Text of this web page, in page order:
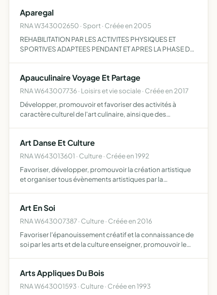
destination d…
Aparegal
RNA W343002650 · Sport · Créée en 2005
REHABILITATION PAR LES ACTIVITES PHYSIQUES ET
SPORTIVES ADAPTEES PENDANT ET APRES LA PHASE DE
Apauculinaire Voyage Et Partage
RNA W643007736 · Loisirs et vie sociale · Créée en 2017
Développer, promouvoir et favoriser des activités à
caractère culturel de l'art culinaire, ainsi que des
Art Danse Et Culture
RNA W643013601 · Culture · Créée en 1992
Favoriser, développer, promouvoir la création artistique
et organiser tous évènements artistiques par la
mani…
Art En Soi
RNA W643007387 · Culture · Créée en 2016
Favoriser l'épanouissement créatif et la connaissance de
soi par les arts et de la culture enseigner, promouvoir le
Arts Appliques Du Bois
RNA W643001593 · Culture · Créée en 1993